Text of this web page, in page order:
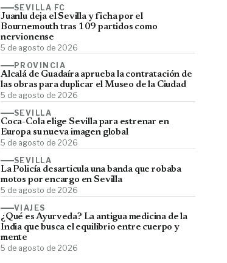
SEVILLA FC
Juanlu deja el Sevilla y ficha por el
Bournemouth tras 109 partidos como
nervionense
5 de agosto de 2026
PROVINCIA
Alcalá de Guadaíra aprueba la contratación de
las obras para duplicar el Museo de la Ciudad
5 de agosto de 2026
SEVILLA
Coca-Cola elige Sevilla para estrenar en
Europa su nueva imagen global
5 de agosto de 2026
SEVILLA
La Policía desarticula una banda que robaba
motos por encargo en Sevilla
5 de agosto de 2026
VIAJES
¿Qué es Ayurveda? La antigua medicina de la
India que busca el equilibrio entre cuerpo y
mente
5 de agosto de 2026